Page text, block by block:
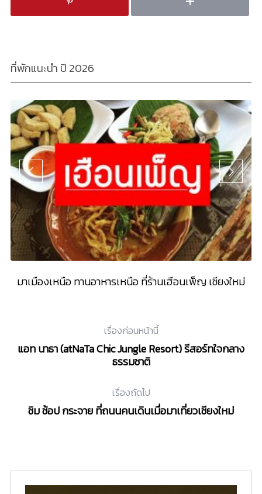
ที่พักแนะนำ ปี 2026
มาเมืองเหนือ ทานอาหารเหนือ ที่ร้านเฮือนเพ็ญ เชียงใหม่
เรื่องก่อนหน้านี้
แอท นาธา (atNaTa Chic Jungle Resort) รีสอร์ทใจกลาง
ธรรมชาติ
เรื่องถัดไป
ชิม ช้อป กระจาย ที่ถนนคนเดินเมื่อมาเที่ยวเชียงใหม่